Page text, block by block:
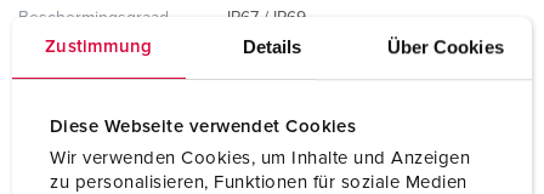
Zustimmung Details Über Cookies
Diese Webseite verwendet Cookies
Wir verwenden Cookies, um Inhalte und Anzeigen
zu personalisieren, Funktionen für soziale Medien
Beschermingsgraad IP67 / IP69
Certificeringen
VDE